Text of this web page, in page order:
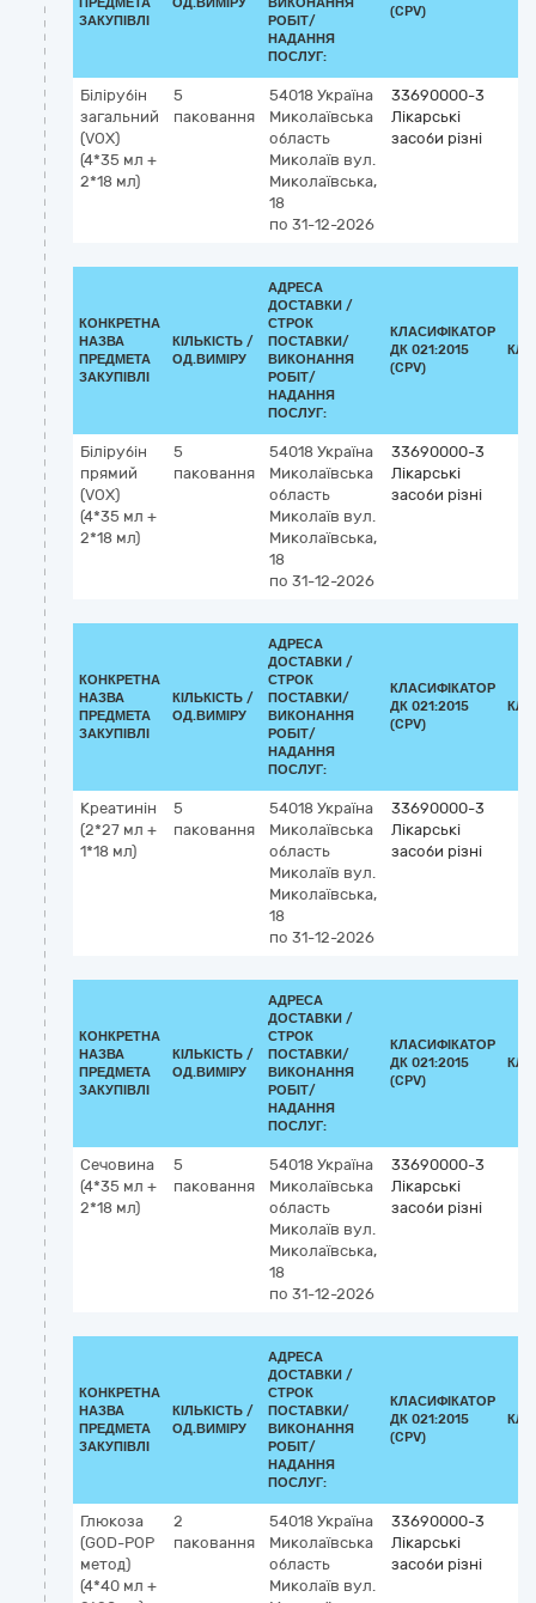
ЗАКУПІВЛІ
РОБІТ/
НАДАННЯ
ПОСЛУГ:
(CPV)
Білірубін
загальний
(VOX)
(4*35 мл +
2*18 мл)
5
паковання
54018 Україна
Миколаївська
область
Миколаїв вул.
Миколаївська,
18
по 31-12-2026
33690000-3
Лікарські
засоби різні
КОНКРЕТНА
НАЗВА
ПРЕДМЕТА
ЗАКУПІВЛІ
КІЛЬКІСТЬ /
ОД.ВИМІРУ
АДРЕСА
ДОСТАВКИ /
СТРОК
ПОСТАВКИ/
ВИКОНАННЯ
РОБІТ/
НАДАННЯ
ПОСЛУГ:
КЛАСИФІКАТОР
ДК 021:2015
(CPV)
Білірубін
прямий
(VOX)
(4*35 мл +
2*18 мл)
5
паковання
54018 Україна
Миколаївська
область
Миколаїв вул.
Миколаївська,
18
по 31-12-2026
33690000-3
Лікарські
засоби різні
КОНКРЕТНА
НАЗВА
ПРЕДМЕТА
ЗАКУПІВЛІ
КІЛЬКІСТЬ /
ОД.ВИМІРУ
АДРЕСА
ДОСТАВКИ /
СТРОК
ПОСТАВКИ/
ВИКОНАННЯ
РОБІТ/
НАДАННЯ
ПОСЛУГ:
КЛАСИФІКАТОР
ДК 021:2015
(CPV)
Креатинін
(2*27 мл +
1*18 мл)
5
паковання
54018 Україна
Миколаївська
область
Миколаїв вул.
Миколаївська,
18
по 31-12-2026
33690000-3
Лікарські
засоби різні
КОНКРЕТНА
НАЗВА
ПРЕДМЕТА
ЗАКУПІВЛІ
КІЛЬКІСТЬ /
ОД.ВИМІРУ
АДРЕСА
ДОСТАВКИ /
СТРОК
ПОСТАВКИ/
ВИКОНАННЯ
РОБІТ/
НАДАННЯ
ПОСЛУГ:
КЛАСИФІКАТОР
ДК 021:2015
(CPV)
Сечовина
(4*35 мл +
2*18 мл)
5
паковання
54018 Україна
Миколаївська
область
Миколаїв вул.
Миколаївська,
18
по 31-12-2026
33690000-3
Лікарські
засоби різні
КОНКРЕТНА
НАЗВА
ПРЕДМЕТА
ЗАКУПІВЛІ
КІЛЬКІСТЬ /
ОД.ВИМІРУ
АДРЕСА
ДОСТАВКИ /
СТРОК
ПОСТАВКИ/
ВИКОНАННЯ
РОБІТ/
НАДАННЯ
ПОСЛУГ:
КЛАСИФІКАТОР
ДК 021:2015
(CPV)
Глюкоза
(GOD-POP
метод)
(4*40 мл +
2
паковання
54018 Україна
Миколаївська
область
Миколаїв вул.
33690000-3
Лікарські
засоби різні